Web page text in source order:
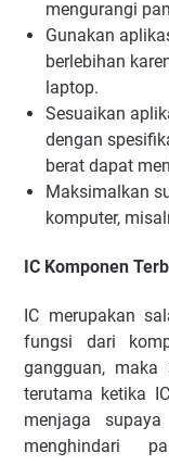
mengurangi
Gunakan
berlebihan
laptop.
Sesuaikan
dengan
berat dapat
Maksimalkan
komputer,
IC Komponen
IC merupakan
fungsi dari
gangguan, maka
terutama ketika
menjaga
menghindari